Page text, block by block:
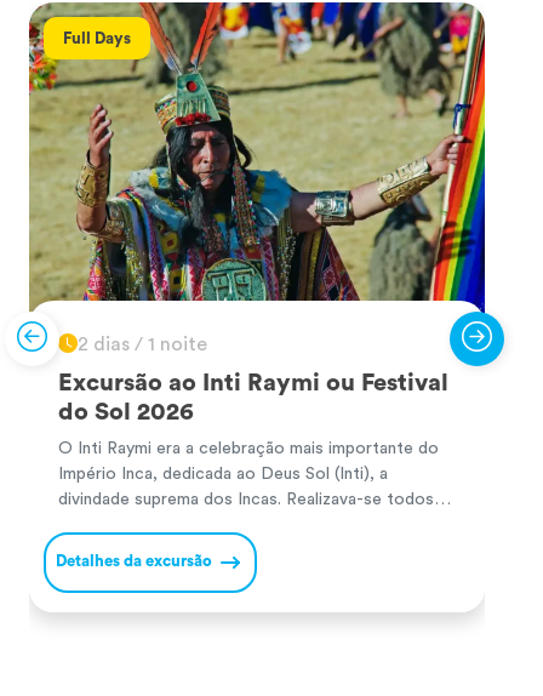
Full Days
2 dias / 1 noite
Excursão ao Inti Raymi ou Festival
do Sol 2026
O Inti Raymi era a celebração mais importante do
Império Inca, dedicada ao Deus Sol (Inti), a
divindade suprema dos Incas. Realizava-se todos
junho) para agradecer pelas colheitas e pedir
prosperidade no novo ciclo agrícola. Durante a
Detalhes da excursão